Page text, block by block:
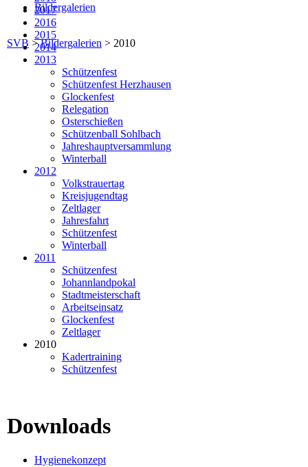
Bildergalerien
SVB >Bildergalerien > 2010
2017
2016
2015
2014
2013
Schützenfest
Schützenfest Herzhausen
Glockenfest
Relegation
Osterschießen
Schützenball Sohlbach
Jahreshauptversammlung
Winterball
2012
Volkstrauertag
Kreisjugendtag
Zeltlager
Jahresfahrt
Schützenfest
Winterball
2011
Schützenfest
Johannlandpokal
Stadtmeisterschaft
Arbeitseinsatz
Glockenfest
Zeltlager
2010
Kadertraining
Schützenfest
Downloads
Hygienekonzept